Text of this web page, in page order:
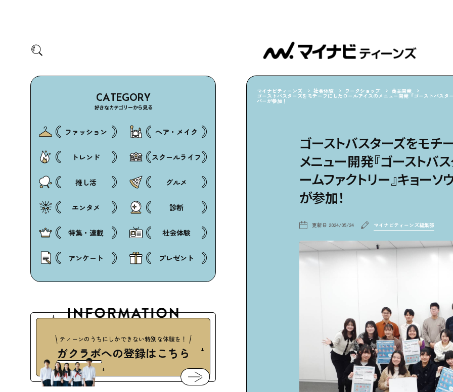
CATEGORY
好きなカテゴリーから見る
ファッション ヘア・メイク
トレンド スクールライフ
推し活 グルメ
エンタメ 診断
特集・連載 社会体験
アンケート プレゼント
ティーンのうちにしかできない特別な体験を！
ガクラボへの登録はこちら
マイナビティーンズ 社会体験 ワークショップ 商品開発
ゴーストバスターズをモチーフにしたロールアイスのメニュー開発『ゴーストバス
バーが参加！
ゴーストバスターズをモチ
メニュー開発『ゴーストバ
ームファクトリー』キョー
が参加！
更新日 2024/05/24 マイナビティーンズ編集部